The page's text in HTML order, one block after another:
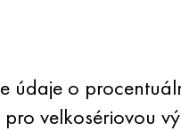
údaje o
velkosériovou